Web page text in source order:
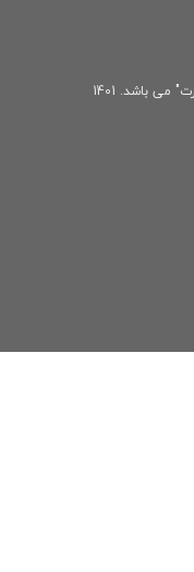
باشد. 1401